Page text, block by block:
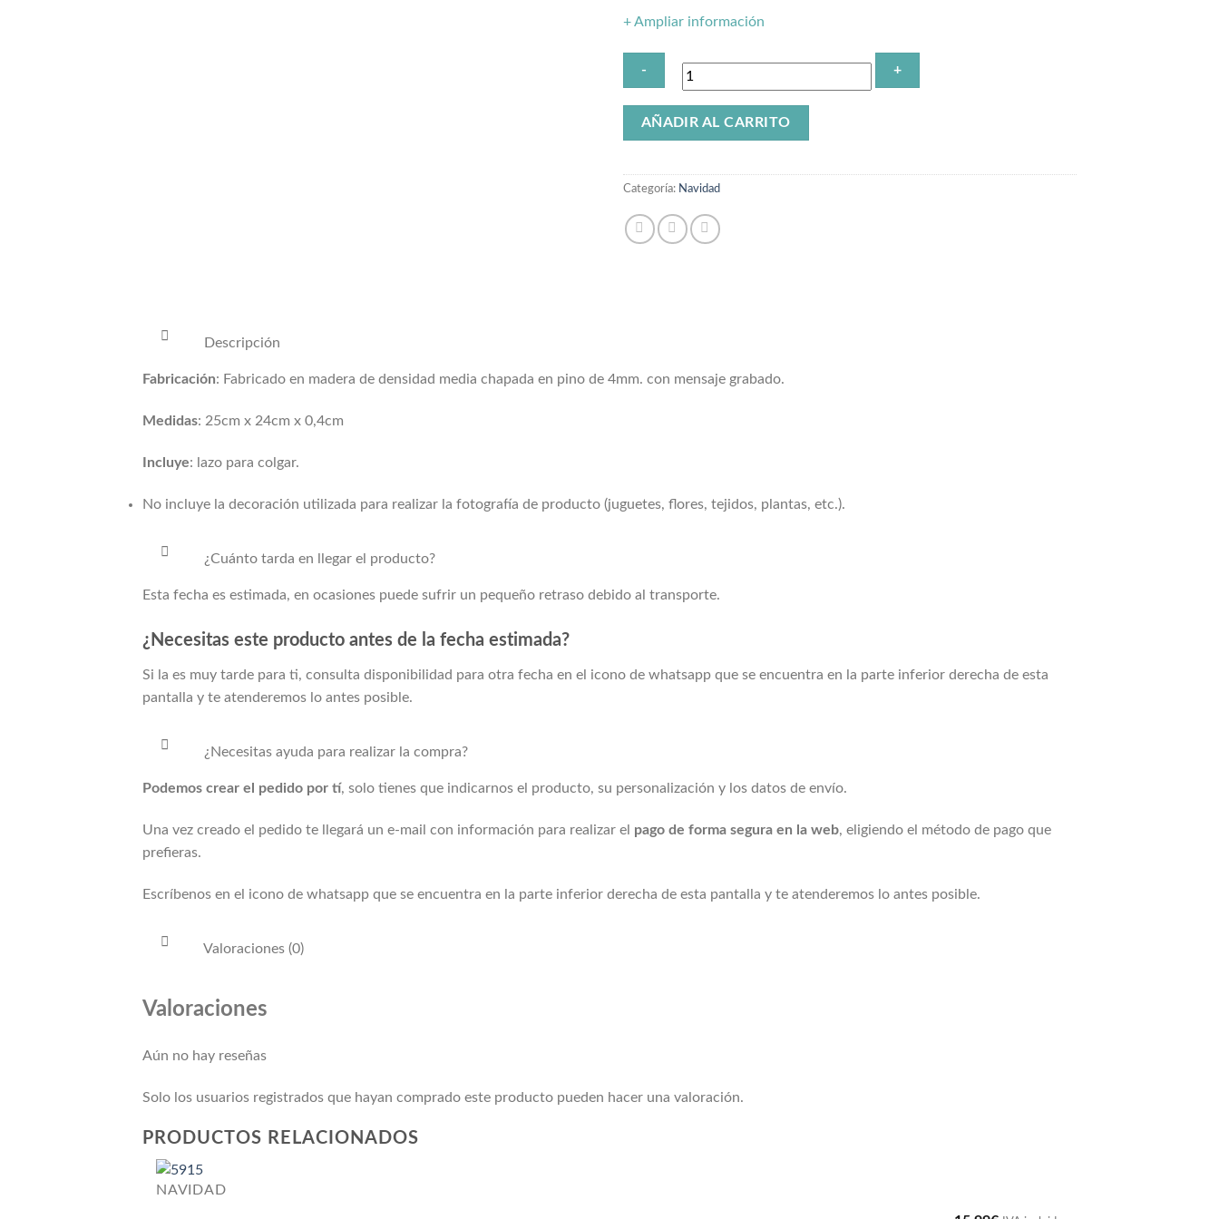
+ Ampliar información
Estrella
AÑADIR AL CARRITO
Categoría: Navidad
Descripción
Fabricación: Fabricado en madera de densidad media chapada en pino de 4mm. con mensaje grabado.
Medidas: 25cm x 24cm x 0,4cm
Incluye: lazo para colgar.
No incluye la decoración utilizada para realizar la fotografía de producto (juguetes, flores, tejidos, plantas, etc.).
¿Cuánto tarda en llegar el producto?
Esta fecha es estimada, en ocasiones puede sufrir un pequeño retraso debido al transporte.
¿Necesitas este producto antes de la fecha estimada?
Si la es muy tarde para ti, consulta disponibilidad para otra fecha en el icono de whatsapp que se encuentra en la parte inferior derecha de esta
pantalla y te atenderemos lo antes posible.
¿Necesitas ayuda para realizar la compra?
Podemos crear el pedido por tí, solo tienes que indicarnos el producto, su personalización y los datos de envío.
Una vez creado el pedido te llegará un e-mail con información para realizar el pago de forma segura en la web, eligiendo el método de pago que
prefieras.
Escríbenos en el icono de whatsapp que se encuentra en la parte inferior derecha de esta pantalla y te atenderemos lo antes posible.
Valoraciones (0)
Valoraciones
Aún no hay reseñas
Solo los usuarios registrados que hayan comprado este producto pueden hacer una valoración.
PRODUCTOS RELACIONADOS
NAVIDAD